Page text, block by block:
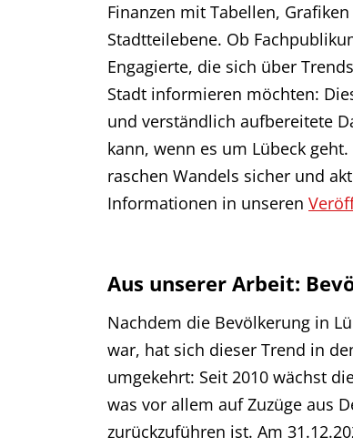
Finanzen mit Tabellen,
Stadtteilebene. Ob
Engagierte, die sich über
Stadt informieren möchten:
und verständlich aufbereitete
kann, wenn es um Lübeck
raschen Wandels sicher und
Informationen in unseren
Aus unserer Arbeit:
Nachdem die Bevölkerung in
war, hat sich dieser Trend in
umgekehrt: Seit 2010 wächst
was vor allem auf Zuzüge aus
zurückzuführen ist. Am